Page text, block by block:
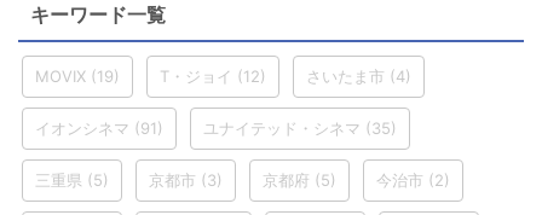
キーワード一覧
MOVIX (19) T・ジョイ (12) さいたま市 (4)
イオンシネマ (91) ユナイテッド・シネマ (35)
三重県 (5) 京都市 (3) 京都府 (5) 今治市 (2)